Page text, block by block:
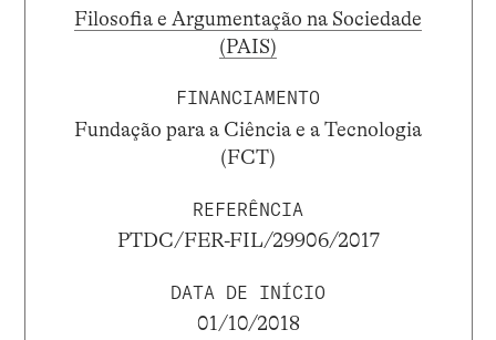
Filosofia e Argumentação na Sociedade
(PAIS)
FINANCIAMENTO
Fundação para a Ciência e a Tecnologia
(FCT)
REFERÊNCIA
PTDC/FER-FIL/29906/2017
DATA DE INÍCIO
01/10/2018